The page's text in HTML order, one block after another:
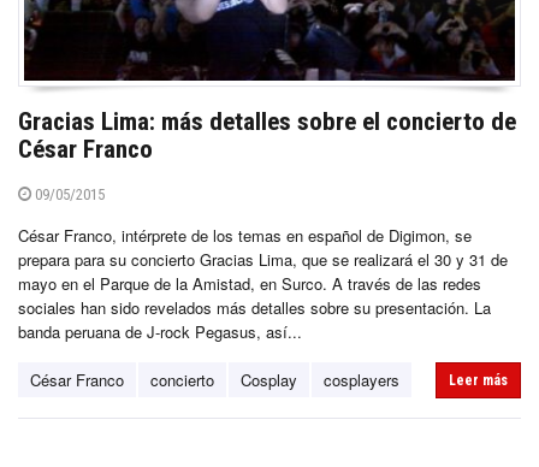
Gracias Lima: más detalles sobre el concierto de
César Franco
09/05/2015
César Franco, intérprete de los temas en español de Digimon, se
prepara para su concierto Gracias Lima, que se realizará el 30 y 31 de
mayo en el Parque de la Amistad, en Surco. A través de las redes
sociales han sido revelados más detalles sobre su presentación. La
banda peruana de J-rock Pegasus, así...
César Franco concierto Cosplay cosplayers Leer más